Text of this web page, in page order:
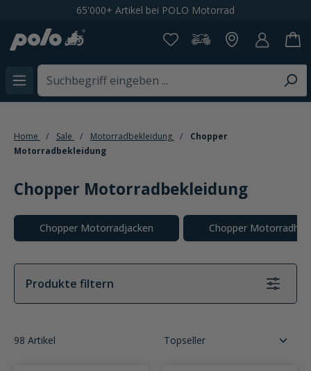
Kostenloser Versand ab CHF 199,-
Home Sale Motorradbekleidung
Chopper
Motorradbekleidung
Chopper Motorradbekleidung
Kategoriegalerie überspringen
Chopper Motorradjacken Chopper
Produkte filtern
98 Artikel